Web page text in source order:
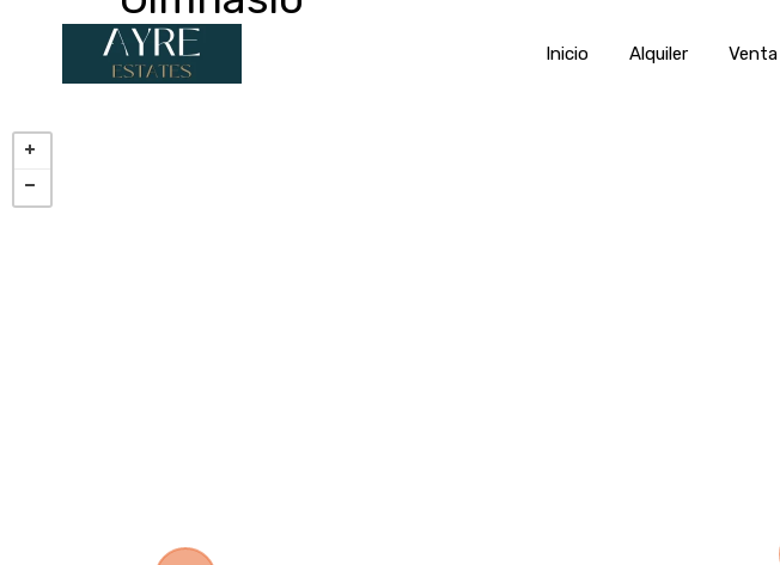
Inicio
Inicio Alquiler Venta